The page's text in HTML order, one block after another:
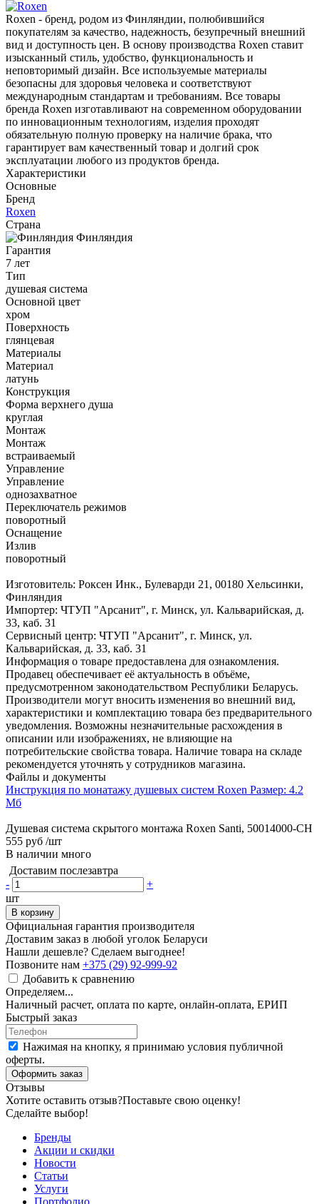
Roxen - бренд, родом из Финляндии, полюбившийся
покупателям за качество, надежность, безупречный внешний
вид и доступность цен. В основу производства Roxen ставит
изысканный стиль, удобство, функциональность и
неповторимый дизайн. Все используемые материалы
безопасны для здоровья человека и соответствуют
международным стандартам и требованиям. Все товары
бренда Roxen изготавливают на современном оборудовании
по инновационным технологиям, изделия проходят
обязательную полную проверку на наличие брака, что
гарантирует вам качественный товар и долгий срок
эксплуатации любого из продуктов бренда.
Характеристики
Основные
Бренд
Roxen
Страна
Финляндия
Гарантия
7 лет
Тип
душевая система
Основной цвет
хром
Поверхность
глянцевая
Материалы
Материал
латунь
Конструкция
Форма верхнего душа
круглая
Монтаж
Монтаж
встраиваемый
Управление
Управление
однозахватное
Переключатель режимов
поворотный
Оснащение
Излив
поворотный
Изготовитель: Роксен Инк., Булеварди 21, 00180 Хельсинки,
Финляндия
Импортер: ЧТУП "Арсанит", г. Минск, ул. Кальварийская, д.
33, каб. 31
Сервисный центр: ЧТУП "Арсанит", г. Минск, ул.
Кальварийская, д. 33, каб. 31
Информация о товаре предоставлена для ознакомления.
Продавец обеспечивает её актуальность в объёме,
предусмотренном законодательством Республики Беларусь.
Производители могут вносить изменения во внешний вид,
характеристики и комплектацию товара без предварительного
уведомления. Возможны незначительные расхождения в
описании или изображениях, не влияющие на
потребительские свойства товара. Наличие товара на складе
рекомендуется уточнять у сотрудников магазина.
Файлы и документы
Инструкция по монатажу душевых систем Roxen Размер: 4.2
Мб
Душевая система скрытого монтажа Roxen Santi, 50014000-CH
555 руб /шт
В наличии много
Доставим послезавтра
-
+
шт
В корзину
Официальная гарантия производителя
Доставим заказ в любой уголок Беларуси
Нашли дешевле? Сделаем выгоднее!
Позвоните нам +375 (29) 92-999-92
Добавить к сравнению
Определяем...
Наличный расчет, оплата по карте, онлайн-оплата, ЕРИП
Быстрый заказ
Нажимая на кнопку, я принимаю условия публичной
оферты.
Оформить заказ
Отзывы
Хотите оставить отзыв?Поставьте свою оценку!
Сделайте выбор!
Бренды
Акции и скидки
Новости
Статьи
Услуги
Портфолио